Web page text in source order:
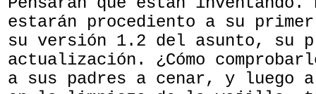
estarán procediento a su
su versión 1.2 del asunto, su
actualización. ¿Cómo
a sus padres a cenar, y luego